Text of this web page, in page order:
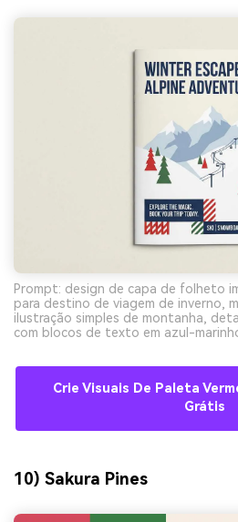
Prompt: design de capa de folheto
para destino de viagem de inverno,
ilustração simples de montanha,
com blocos de texto em azul-
Crie Visuais De Paleta
Grátis
10) Sakura Pines